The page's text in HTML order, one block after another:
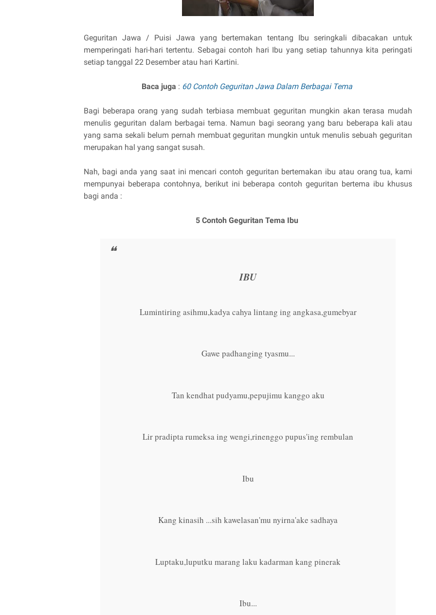
Geguritan Jawa / Puisi Jawa yang bertemakan tentang Ibu seringkali dibacakan untuk
memperingati hari-hari tertentu. Sebagai contoh hari Ibu yang setiap tahunnya kita peringati
setiap tanggal 22 Desember atau hari Kartini.
Baca juga : 60 Contoh Geguritan Jawa Dalam Berbagai Tema
Bagi beberapa orang yang sudah terbiasa membuat geguritan mungkin akan terasa mudah
menulis geguritan dalam berbagai tema. Namun bagi seorang yang baru beberapa kali atau
yang sama sekali belum pernah membuat geguritan mungkin untuk menulis sebuah geguritan
merupakan hal yang sangat susah.
Nah, bagi anda yang saat ini mencari contoh geguritan bertemakan ibu atau orang tua, kami
mempunyai beberapa contohnya, berikut ini beberapa contoh geguritan bertema ibu khusus
bagi anda :
5 Contoh Geguritan Tema Ibu
IBU
Lumintiring asihmu,kadya cahya lintang ing angkasa,gumebyar
Gawe padhanging tyasmu...
Tan kendhat pudyamu,pepujimu kanggo aku
Lir pradipta rumeksa ing wengi,rinenggo pupus'ing rembulan
Ibu
Kang kinasih ...sih kawelasan'mu nyirna'ake sadhaya
Luptaku,luputku marang laku kadarman kang pinerak
Ibu...